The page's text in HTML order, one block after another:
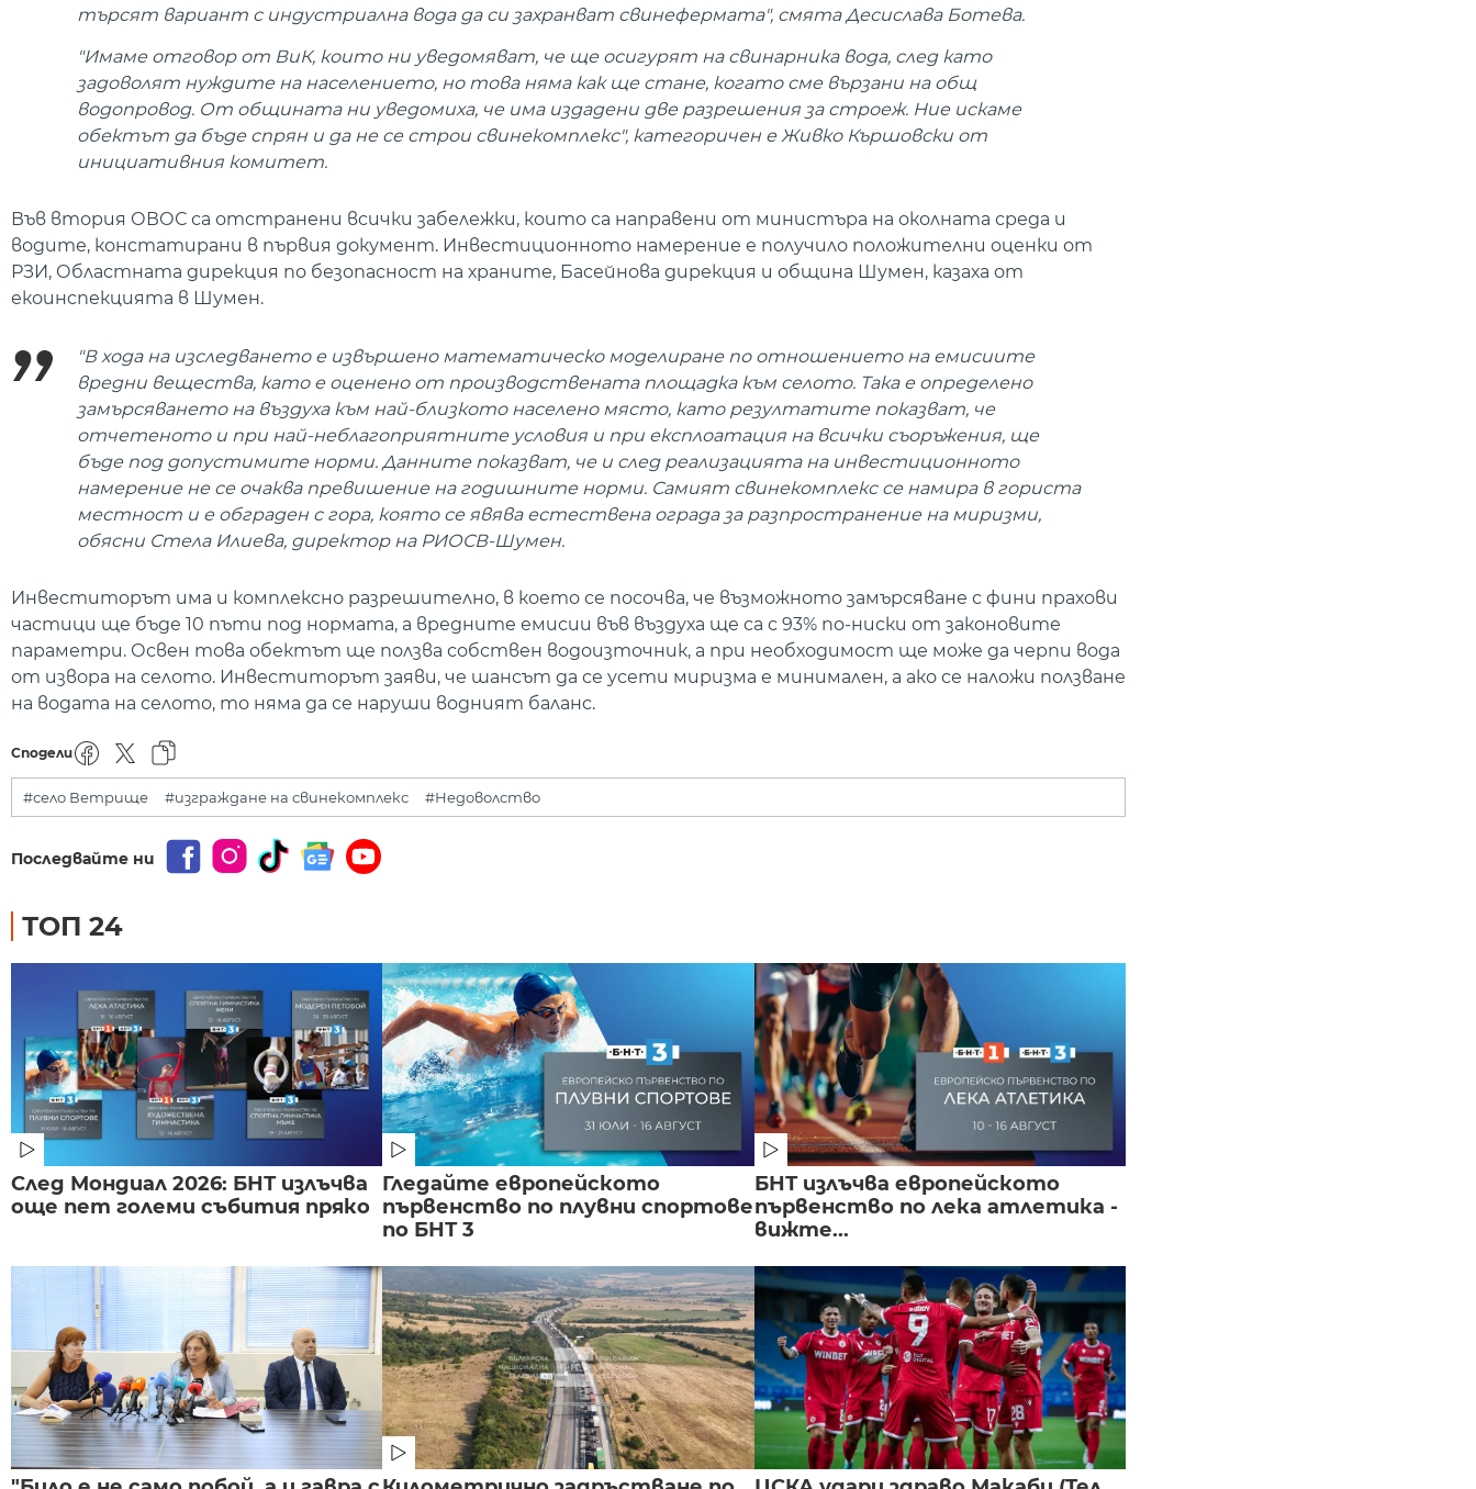
търсят вариант с индустриална вода да си захранват свинефермата", смята Десислава Ботева.
"Имаме отговор от ВиК, които ни уведомяват, че ще осигурят на свинарника вода, след като
задоволят нуждите на населението, но това няма как ще стане, когато сме вързани на общ
водопровод. От общината ни уведомиха, че има издадени две разрешения за строеж. Ние искаме
обектът да бъде спрян и да не се строи свинекомплекс", категоричен е Живко Кършовски от
инициативния комитет.
Във втория ОВОС са отстранени всички забележки, които са направени от министъра на околната среда и
водите, констатирани в първия документ. Инвестиционното намерение е получило положителни оценки от
РЗИ, Областната дирекция по безопасност на храните, Басейнова дирекция и община Шумен, казаха от
екоинспекцията в Шумен.
"В хода на изследването е извършено математическо моделиране по отношението на емисиите
вредни вещества, като е оценено от производствената площадка към селото. Така е определено
замърсяването на въздуха към най-близкото населено място, като резултатите показват, че
отчетеното и при най-неблагоприятните условия и при експлоатация на всички съоръжения, ще
бъде под допустимите норми. Данните показват, че и след реализацията на инвестиционното
намерение не се очаква превишение на годишните норми. Самият свинекомплекс се намира в гориста
местност и е обграден с гора, която се явява естествена ограда за разпространение на миризми,
обясни Стела Илиева, директор на РИОСВ-Шумен.
Инвеститорът има и комплексно разрешително, в което се посочва, че възможното замърсяване с фини прахови
частици ще бъде 10 пъти под нормата, а вредните емисии във въздуха ще са с 93% по-ниски от законовите
параметри. Освен това обектът ще ползва собствен водоизточник, а при необходимост ще може да черпи вода
от извора на селото. Инвеститорът заяви, че шансът да се усети миризма е минимален, а ако се наложи ползване
на водата на селото, то няма да се наруши водният баланс.
Сподели
#село Ветрище #изграждане на свинекомплекс #Недоволство
Последвайте ни
ТОП 24
След Мондиал 2026: БНТ излъчва
още пет големи събития пряко
Гледайте европейското
първенство по плувни спортове
по БНТ 3
БНТ излъчва европейското
първенство по лека атлетика -
вижте...